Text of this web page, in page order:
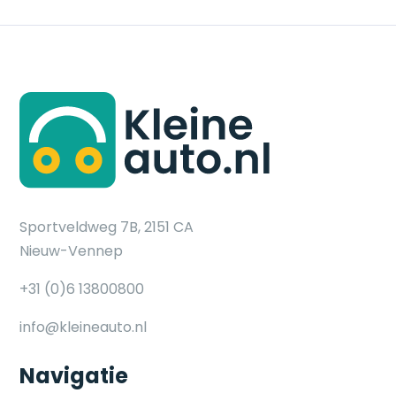
Sportveldweg 7B, 2151 CA
Nieuw-Vennep
+31 (0)6 13800800
info@kleineauto.nl
Navigatie